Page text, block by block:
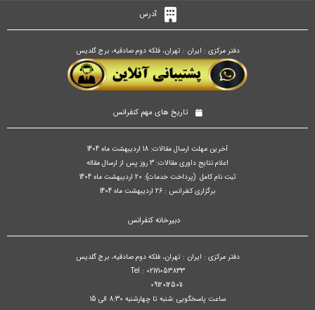
آدرس
دفتر مرکزی : ایران : تهران، فلکه دوم صادقیه، برج گلدیس
تاریخ های مهم کنفرانس
آخرین مهلت ارسال مقالات: 18 اردیبهشت ماه 1404
اعلام نتایج داوری مقالات: 3 روز پس از ارسال مقاله
ثبت نام کامل (پرداخت خدمات): 20 اردیبهشت ماه 1404
برگزاری کنفرانس : 26 اردیبهشت ماه 1404
دبیرخانه کنفرانس
دفتر مرکزی : ایران : تهران، فلکه دوم صادقیه، برج گلدیس
Tel : 02171053833
09120125011
ساعت پاسخگویی :شنبه تا چهارشنبه 8:30 الی 15